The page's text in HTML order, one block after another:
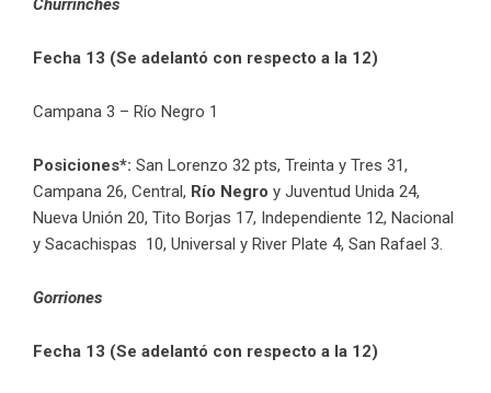
Churrinches
Fecha 13 (Se adelantó con respecto a la 12)
Campana 3 – Río Negro 1
Posiciones*: San Lorenzo 32 pts, Treinta y Tres 31,
Campana 26, Central, Río Negro y Juventud Unida 24,
Nueva Unión 20, Tito Borjas 17, Independiente 12, Nacional
y Sacachispas 10, Universal y River Plate 4, San Rafael 3.
Gorriones
Fecha 13 (Se adelantó con respecto a la 12)